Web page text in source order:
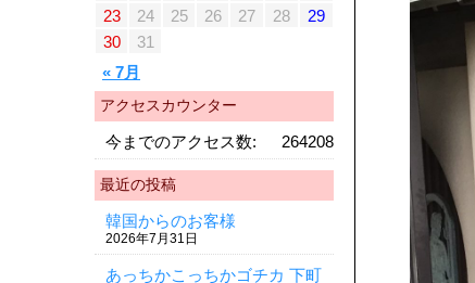
« 7月
23
24 25 26 27 28
29
30
31
アクセスカウンター
264208
今までのアクセス数:
最近の投稿
韓国からのお客様
2026年7月31日
あっちかこっちかゴチカ 下町